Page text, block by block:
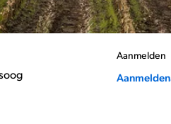
Aanmelden
Aanmelden